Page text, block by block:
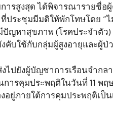
รสูงสุด ได้พิจารณารายชื่อ
ระชุมมีมติให้พักโทษโดย “ไ
ญหาสุขภาพ (โรคประจำตัว
บใช้กับกลุ่มผู้สูงอายุและผู้ป่
ปยังผู้บัญชาการเรือนจำกลา
ารคุมประพฤติในวันที่ 11 พ
อยู่ภายใต้การคุมประพฤติเป็